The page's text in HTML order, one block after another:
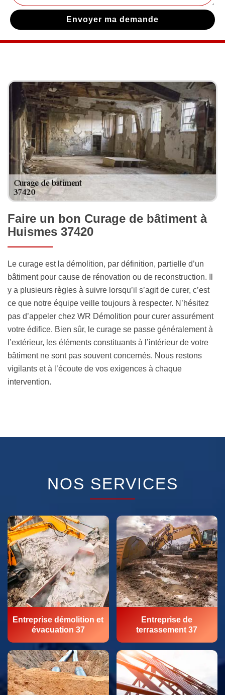
Faire un bon Curage de bâtiment à
Huismes 37420
Le curage est la démolition, par définition, partielle d’un
bâtiment pour cause de rénovation ou de reconstruction. Il
y a plusieurs règles à suivre lorsqu’il s’agit de curer, c’est
ce que notre équipe veille toujours à respecter. N’hésitez
pas d’appeler chez WR Démolition pour curer assurément
votre édifice. Bien sûr, le curage se passe généralement à
l’extérieur, les éléments constituants à l’intérieur de votre
bâtiment ne sont pas souvent concernés. Nous restons
vigilants et à l’écoute de vos exigences à chaque
intervention.
NOS SERVICES
Entreprise démolition et
évacuation 37
Entreprise de
terrassement 37